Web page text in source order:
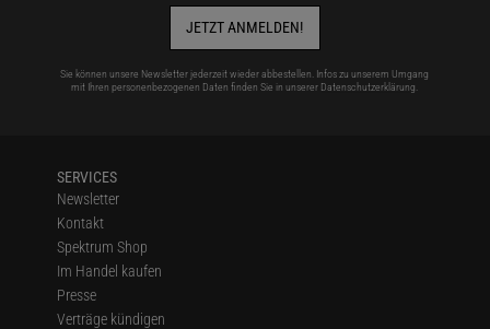
JETZT ANMELDEN!
Sie können unsere Newsletter jederzeit wieder abbestellen. Infos zu unserem Umgang
mit Ihren personenbezogenen Daten finden Sie in unserer Datenschutzerklärung
SERVICES
Newsletter
Kontakt
Spektrum Shop
Im Handel kaufen
Presse
Verträge kündigen